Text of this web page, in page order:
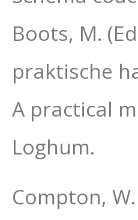
Boots, M.
praktische
A practical
Loghum.
Compton,